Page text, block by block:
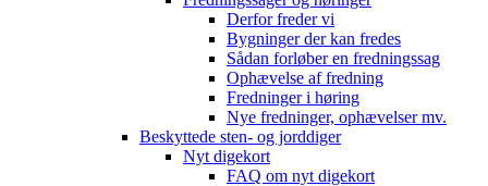
Derfor freder vi
Bygninger der kan fredes
Sådan forløber en fredningssag
Ophævelse af fredning
Fredninger i høring
Nye fredninger, ophævelser mv.
Beskyttede sten- og jorddiger
Nyt digekort
FAQ om nyt digekort